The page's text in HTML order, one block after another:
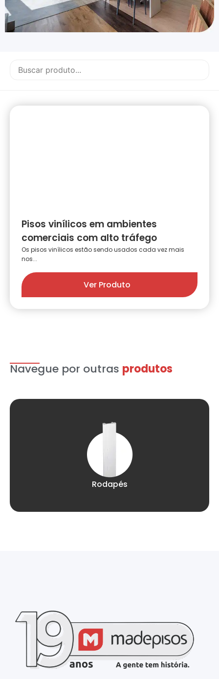
Pisos vinílicos em ambientes
comerciais com alto tráfego
Os pisos vinílicos estão sendo usados cada vez mais
nos...
Ver Produto
Navegue por outras produtos
Rodapés